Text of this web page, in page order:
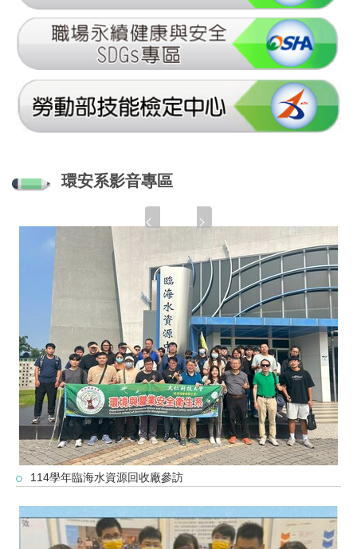
環安系影音專區
114學年臨海水資源回收廠參訪